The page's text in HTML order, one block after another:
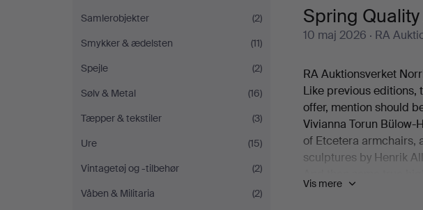
Samlerobjekter
(2)
Smykker & ædelsten
(11)
Spejle
(2)
Sølv & Metal
(16)
Tæpper & tekstiler
(3)
Ure
(15)
Vintagetøj og -tilbehør
(2)
Våben & Militaria
(2)
Spring
10 maj 2026 · RA
RA Auktionsverket
Like previous editions,
offer, mention should
Vivianna Torun Bülow-
of Etcetera armchairs,
sculptures by Henrik
Fredmans epistlar"
Vis mere